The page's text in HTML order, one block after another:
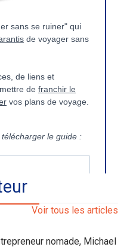
Voir tous les articles
nomade, Michael